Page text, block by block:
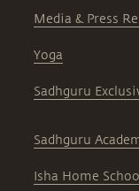
Media & Press
Yoga
Sadhguru
Sadhguru
Isha Home School